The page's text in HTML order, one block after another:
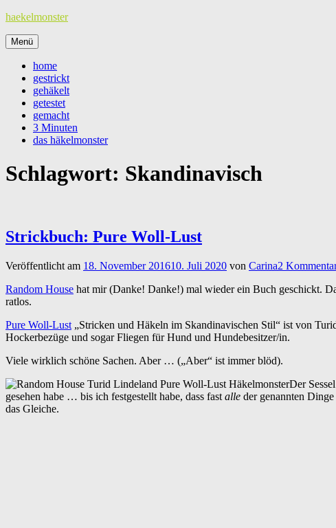
Zum
springen
haekelmonster
Menü
home
gestrickt
gehäkelt
getestet
gemacht
3 Minuten
das häkelmonster
Schlagwort: Skandinavisch
Strickbuch: Pure Woll-Lust
Veröffentlicht am 18. November 201610. Juli 2020 von Carina2
Random House hat mir (Danke! Danke!) mal wieder ein Buch geschickt.
ratlos.
Pure Woll-Lust „Stricken und Häkeln im Skandinavischen Stil“ ist von
Hockerbezüge und sogar Fliegen für Hund und Hundebesitzer/in.
Viele wirklich schöne Sachen. Aber … („Aber“ ist immer blöd).
Der
gesehen habe … bis ich festgestellt habe, dass fast alle der genannten Dinge
das Gleiche.